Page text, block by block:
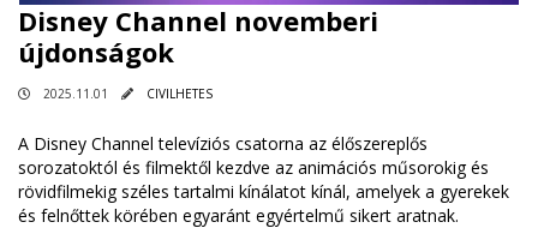
Disney Channel novemberi
újdonságok
2025.11.01 CIVILHETES
A Disney Channel televíziós csatorna az élőszereplős
sorozatoktól és filmektől kezdve az animációs műsorokig és
rövidfilmekig széles tartalmi kínálatot kínál, amelyek a gyerekek
és felnőttek körében egyaránt egyértelmű sikert aratnak.